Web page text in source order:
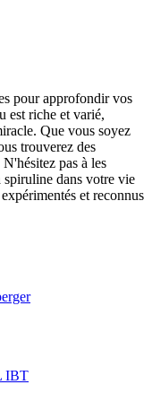
pour approfondir vos
est riche et varié,
Que vous soyez
trouverez des
pas à les
dans votre vie
et reconnus
IBT